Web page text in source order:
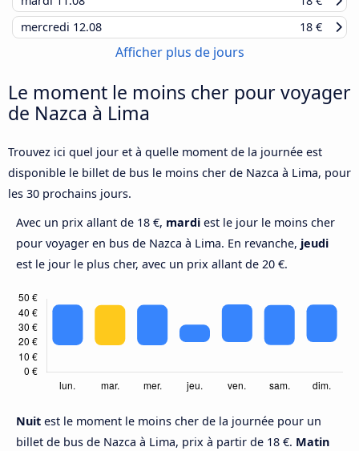
mercredi 12.08 18 €
Afficher plus de jours
Le moment le moins cher pour voyager
de Nazca à Lima
Trouvez ici quel jour et à quelle moment de la journée est
disponible le billet de bus le moins cher de Nazca à Lima, pour
les 30 prochains jours.
Avec un prix allant de 18 €, mardi est le jour le moins cher
pour voyager en bus de Nazca à Lima. En revanche, jeudi
est le jour le plus cher, avec un prix allant de 20 €.
Nuit est le moment le moins cher de la journée pour un
billet de bus de Nazca à Lima, prix à partir de 18 €. Matin